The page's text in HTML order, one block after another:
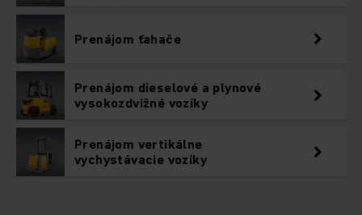
Prenájom ťahače
Prenájom dieselové a plynové
vysokozdvižné vozíky
Prenájom vertikálne
vychystávacie vozíky